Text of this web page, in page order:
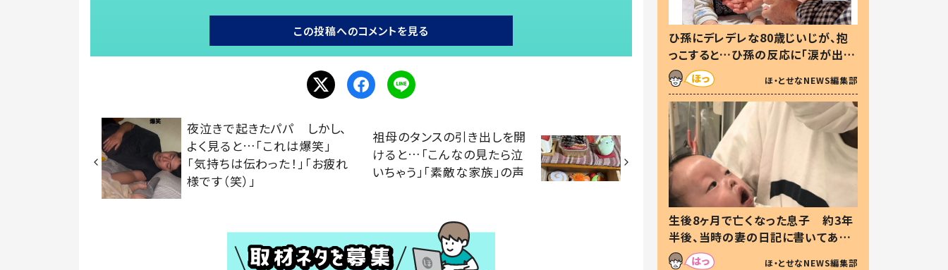
この投稿へのコメントを見る
夜泣きで起きたパパ しかし、
よく見ると…「これは爆笑」
「気持ちは伝わった！」「お疲れ
様です（笑）」
祖母のタンスの引き出しを開
けると…「こんなの見たら泣
いちゃう」「素敵な家族」の声
ひ孫にデレデレな80歳じいじが、抱
っこすると…ひ孫の反応に「涙が出ま
した」「可愛くて仕方ない」
ほ・とせなNEWS編集部
生後8ヶ月で亡くなった息子 約3年
半後、当時の妻の日記に書いてあっ
た本音とは
ほ・とせなNEWS編集部